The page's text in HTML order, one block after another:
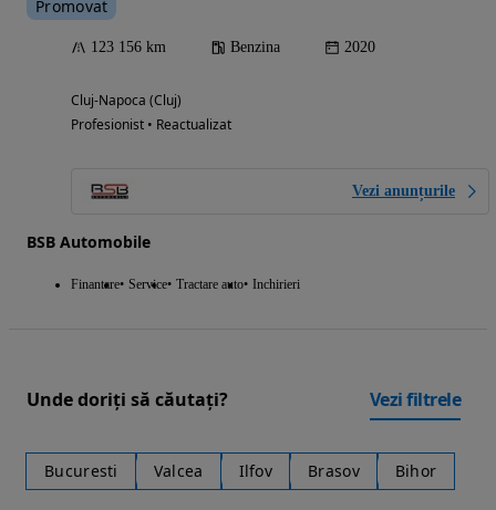
Promovat
123 156 km Benzina 2020
Cluj-Napoca (Cluj)
Profesionist • Reactualizat
Vezi anunțurile
BSB Automobile
Finantare Service Tractare auto Inchirieri
Unde doriți să căutați? Vezi filtrele
Bucuresti Valcea Ilfov Brasov Bihor